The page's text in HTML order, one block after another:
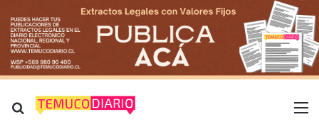
Buscar por